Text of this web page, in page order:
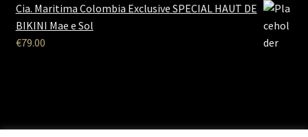
Cia. Maritima Colombia Exclusive SPECIAL HAUT DE
BIKINI Mae e Sol
€79.00